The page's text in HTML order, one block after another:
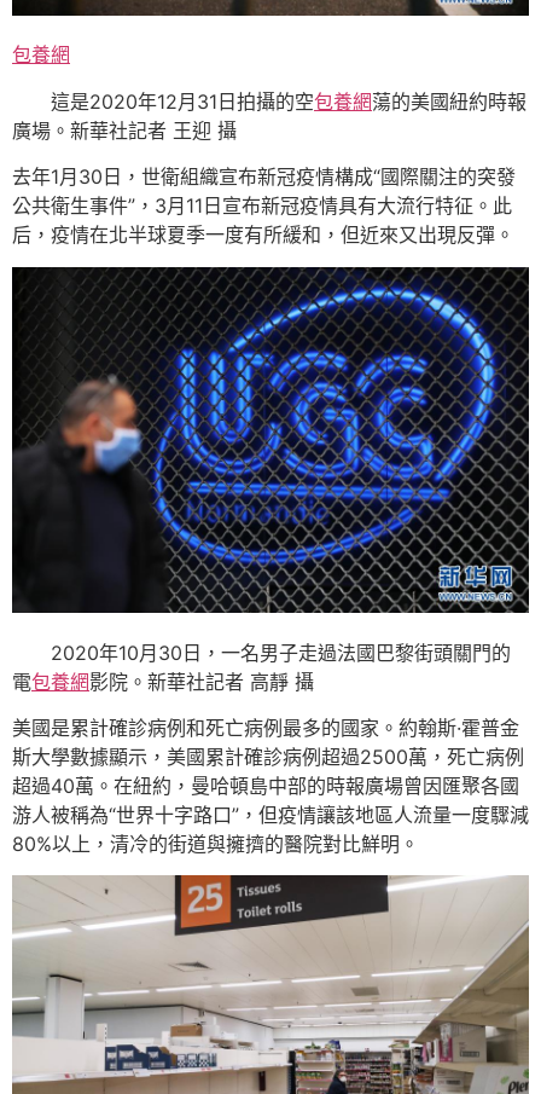
包養網
這是2020年12月31日拍攝的空包養網蕩的美國紐約時報
廣場。新華社記者 王迎 攝
去年1月30日，世衛組織宣布新冠疫情構成“國際關注的突發
公共衛生事件”，3月11日宣布新冠疫情具有大流行特征。此
后，疫情在北半球夏季一度有所緩和，但近來又出現反彈。
2020年10月30日，一名男子走過法國巴黎街頭關門的
電包養網影院。新華社記者 高靜 攝
美國是累計確診病例和死亡病例最多的國家。約翰斯·霍普金
斯大學數據顯示，美國累計確診病例超過2500萬，死亡病例
超過40萬。在紐約，曼哈頓島中部的時報廣場曾因匯聚各國
游人被稱為“世界十字路口”，但疫情讓該地區人流量一度驟減
80%以上，清冷的街道與擁擠的醫院對比鮮明。